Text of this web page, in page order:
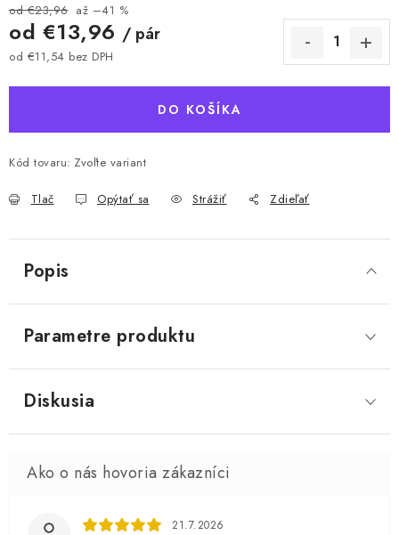
od €23,96 až –41 %
od €13,96 / pár
od €11,54 bez DPH
DO KOŠÍKA
Kód tovaru: Zvoľte variant
Tlač Opýtať sa Strážiť Zdieľať
Popis
Parametre produktu
Diskusia
21.7.2026